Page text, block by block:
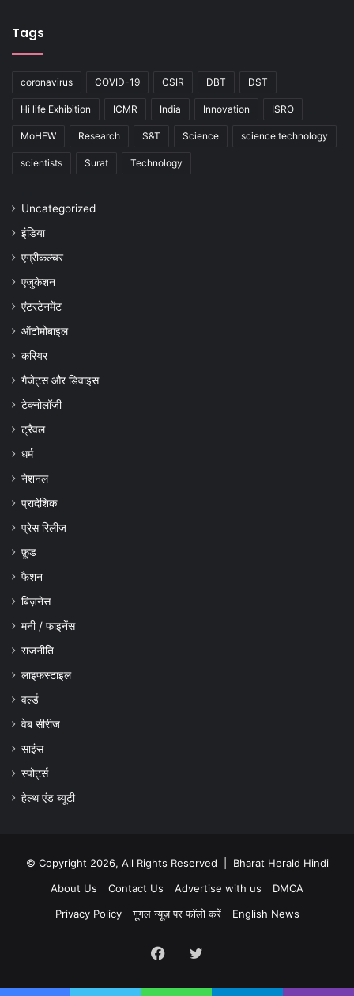
Tags
coronavirus COVID-19 CSIR DBT DST
Hi life Exhibition ICMR India Innovation ISRO
MoHFW Research S&T Science science technology
scientists Surat Technology
Uncategorized
इंडिया
एग्रीकल्चर
एजुकेशन
एंटरटेनमेंट
ऑटोमोबाइल
करियर
गैजेट्स और डिवाइस
टेक्नोलॉजी
ट्रैवल
धर्म
नेशनल
प्रादेशिक
प्रेस रिलीज़
फ़ूड
फैशन
बिज़नेस
मनी / फाइनेंस
राजनीति
लाइफस्टाइल
वर्ल्ड
वेब सीरीज
साइंस
स्पोर्ट्स
हेल्थ एंड ब्यूटी
© Copyright 2026, All Rights Reserved | Bharat Herald Hindi
About Us
Contact Us Advertise with us
DMCA
Privacy Policy
गूगल न्यूज़ पर फॉलो करें English News
Facebook